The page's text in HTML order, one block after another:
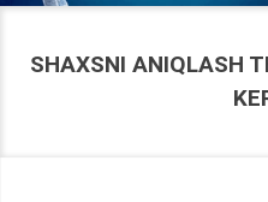
SHAXSNI ANIQLASH